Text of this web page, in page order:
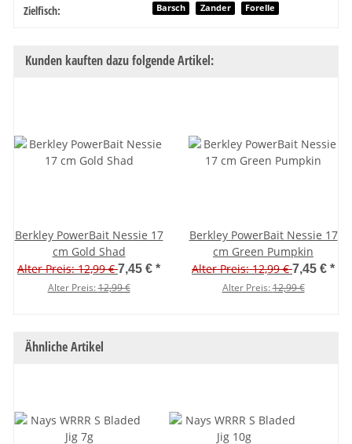
Produkteigenschaft
Wert
Zielfisch: Barsch Zander Forelle
Kunden kauften dazu folgende Artikel:
Berkley PowerBait Nessie 17
cm Gold Shad
Alter Preis: 12,99 €7,45 € *
Alter Preis:12,99 €
Berkley PowerBait Nessie 17
cm Green Pumpkin
Alter Preis: 12,99 €7,45 € *
Alter Preis:12,99 €
Ähnliche Artikel